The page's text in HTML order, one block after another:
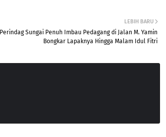
LEBIH BARU
Perindag Sungai Penuh Imbau Pedagang di Jalan M. Yamin
Bongkar Lapaknya Hingga Malam Idul Fitri